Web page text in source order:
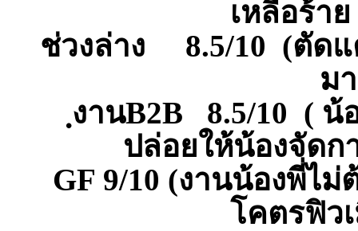
เหลือร้า
ช่วงล่าง 8.5/10 (ตัดแ
ม
งานB2B 8.5/10 ( น้อ
ปล่อยให้น้องจัดก
GF 9/10 (งานน้องพี่ไม่
โคตรฟิว